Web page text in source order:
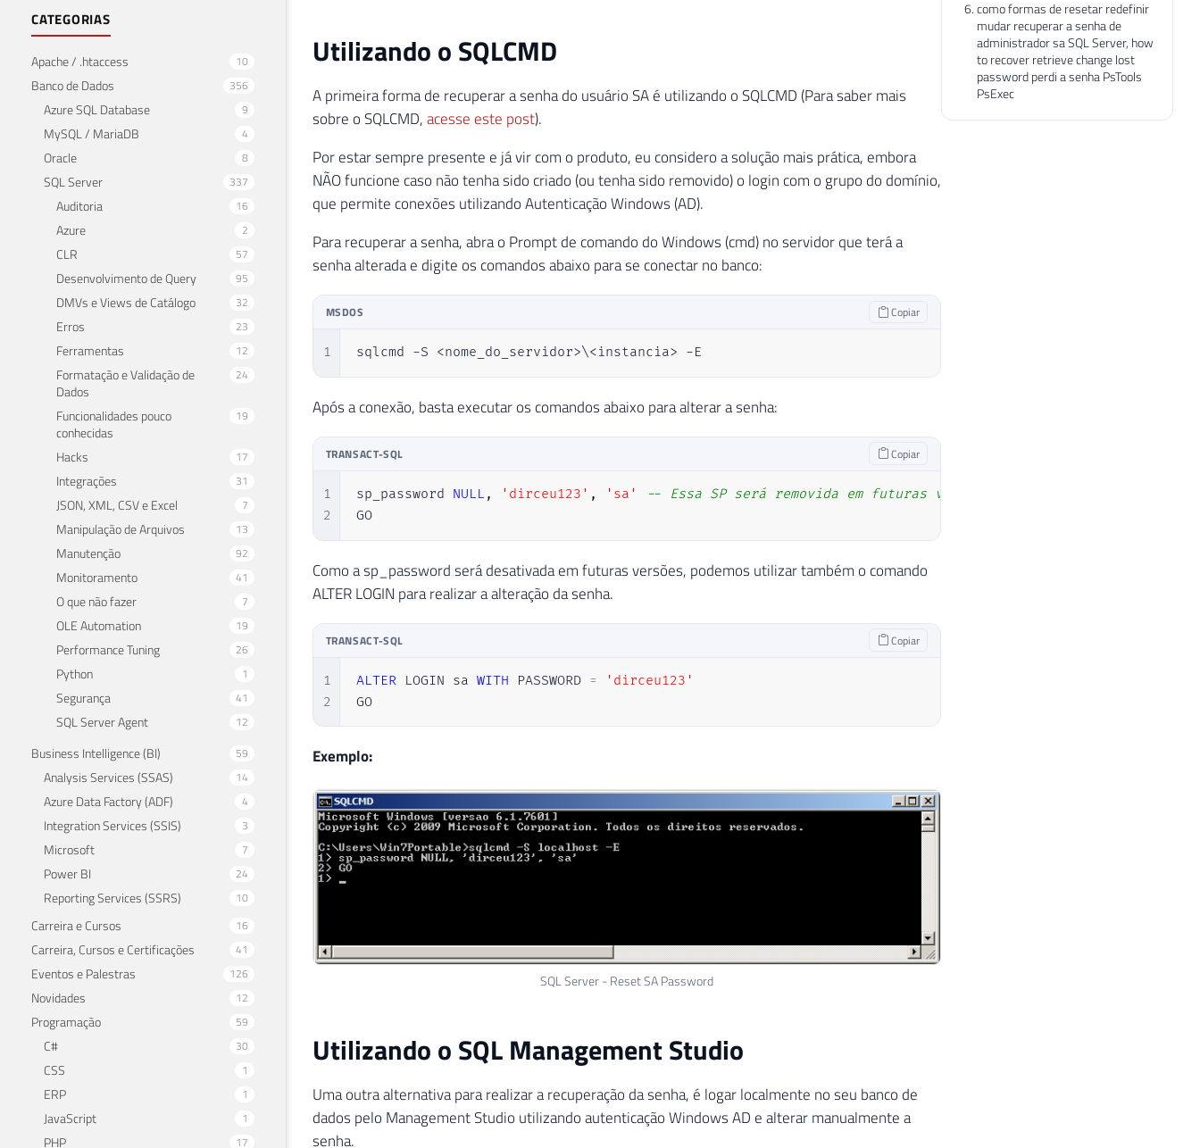
CATEGORIAS
Apache / .htaccess 10
Banco de Dados 356
Azure SQL Database 9
MySQL / MariaDB 4
Oracle 8
SQL Server 337
Auditoria 16
Azure 2
CLR 57
Desenvolvimento de Query 95
DMVs e Views de Catálogo 32
Erros 23
Ferramentas 12
Formatação e Validação de
Dados
24
Funcionalidades pouco
conhecidas
19
Hacks 17
Integrações 31
JSON, XML, CSV e Excel 7
Manipulação de Arquivos 13
Manutenção 92
Monitoramento 41
O que não fazer 7
OLE Automation 19
Performance Tuning 26
Python 1
Segurança 41
SQL Server Agent 12
Business Intelligence (BI) 59
Analysis Services (SSAS) 14
Azure Data Factory (ADF) 4
Integration Services (SSIS) 3
Microsoft 7
Power BI 24
Reporting Services (SSRS) 10
Carreira e Cursos 16
Carreira, Cursos e Certificações 41
Eventos e Palestras 126
Novidades 12
Programação 59
C# 30
CSS 1
ERP 1
JavaScript 1
PHP 17
Utilizando o SQLCMD
A primeira forma de recuperar a senha do usuário SA é utilizando o SQLCMD (Para saber mais
sobre o SQLCMD,acesse este post).
Por estar sempre presente e já vir com o produto, eu considero a solução mais prática, embora
NÃO funcione caso não tenha sido criado (ou tenha sido removido) o login com o grupo do domínio,
que permite conexões utilizando Autenticação Windows (AD).
Para recuperar a senha, abra o Prompt de comando do Windows (cmd) no servidor que terá a
senha alterada e digite os comandos abaixo para se conectar no banco:
MSDOS Copiar
1 sqlcmd -S <nome_do_servidor>\<instancia> -E
Após a conexão, basta executar os comandos abaixo para alterar a senha:
TRANSACT-SQL Copiar
1
2
sp_password NULL , 'dirceu123' , 'sa'
-- Essa SP será removida em futuras versões do SQL Server
GO
Como a sp_password será desativada em futuras versões, podemos utilizar também o comando
ALTER LOGIN para realizar a alteração da senha.
TRANSACT-SQL Copiar
1
2
ALTER LOGIN sa WITH PASSWORD =
'dirceu123'
GO
Exemplo:
SQL Server - Reset SA Password
Utilizando o SQL Management Studio
Uma outra alternativa para realizar a recuperação da senha, é logar localmente no seu banco de
dados pelo Management Studio utilizando autenticação Windows AD e alterar manualmente a
senha.
como formas de resetar redefinir
mudar recuperar a senha de
administrador sa SQL Server, how
to recover retrieve change lost
password perdi a senha PsTools
PsExec